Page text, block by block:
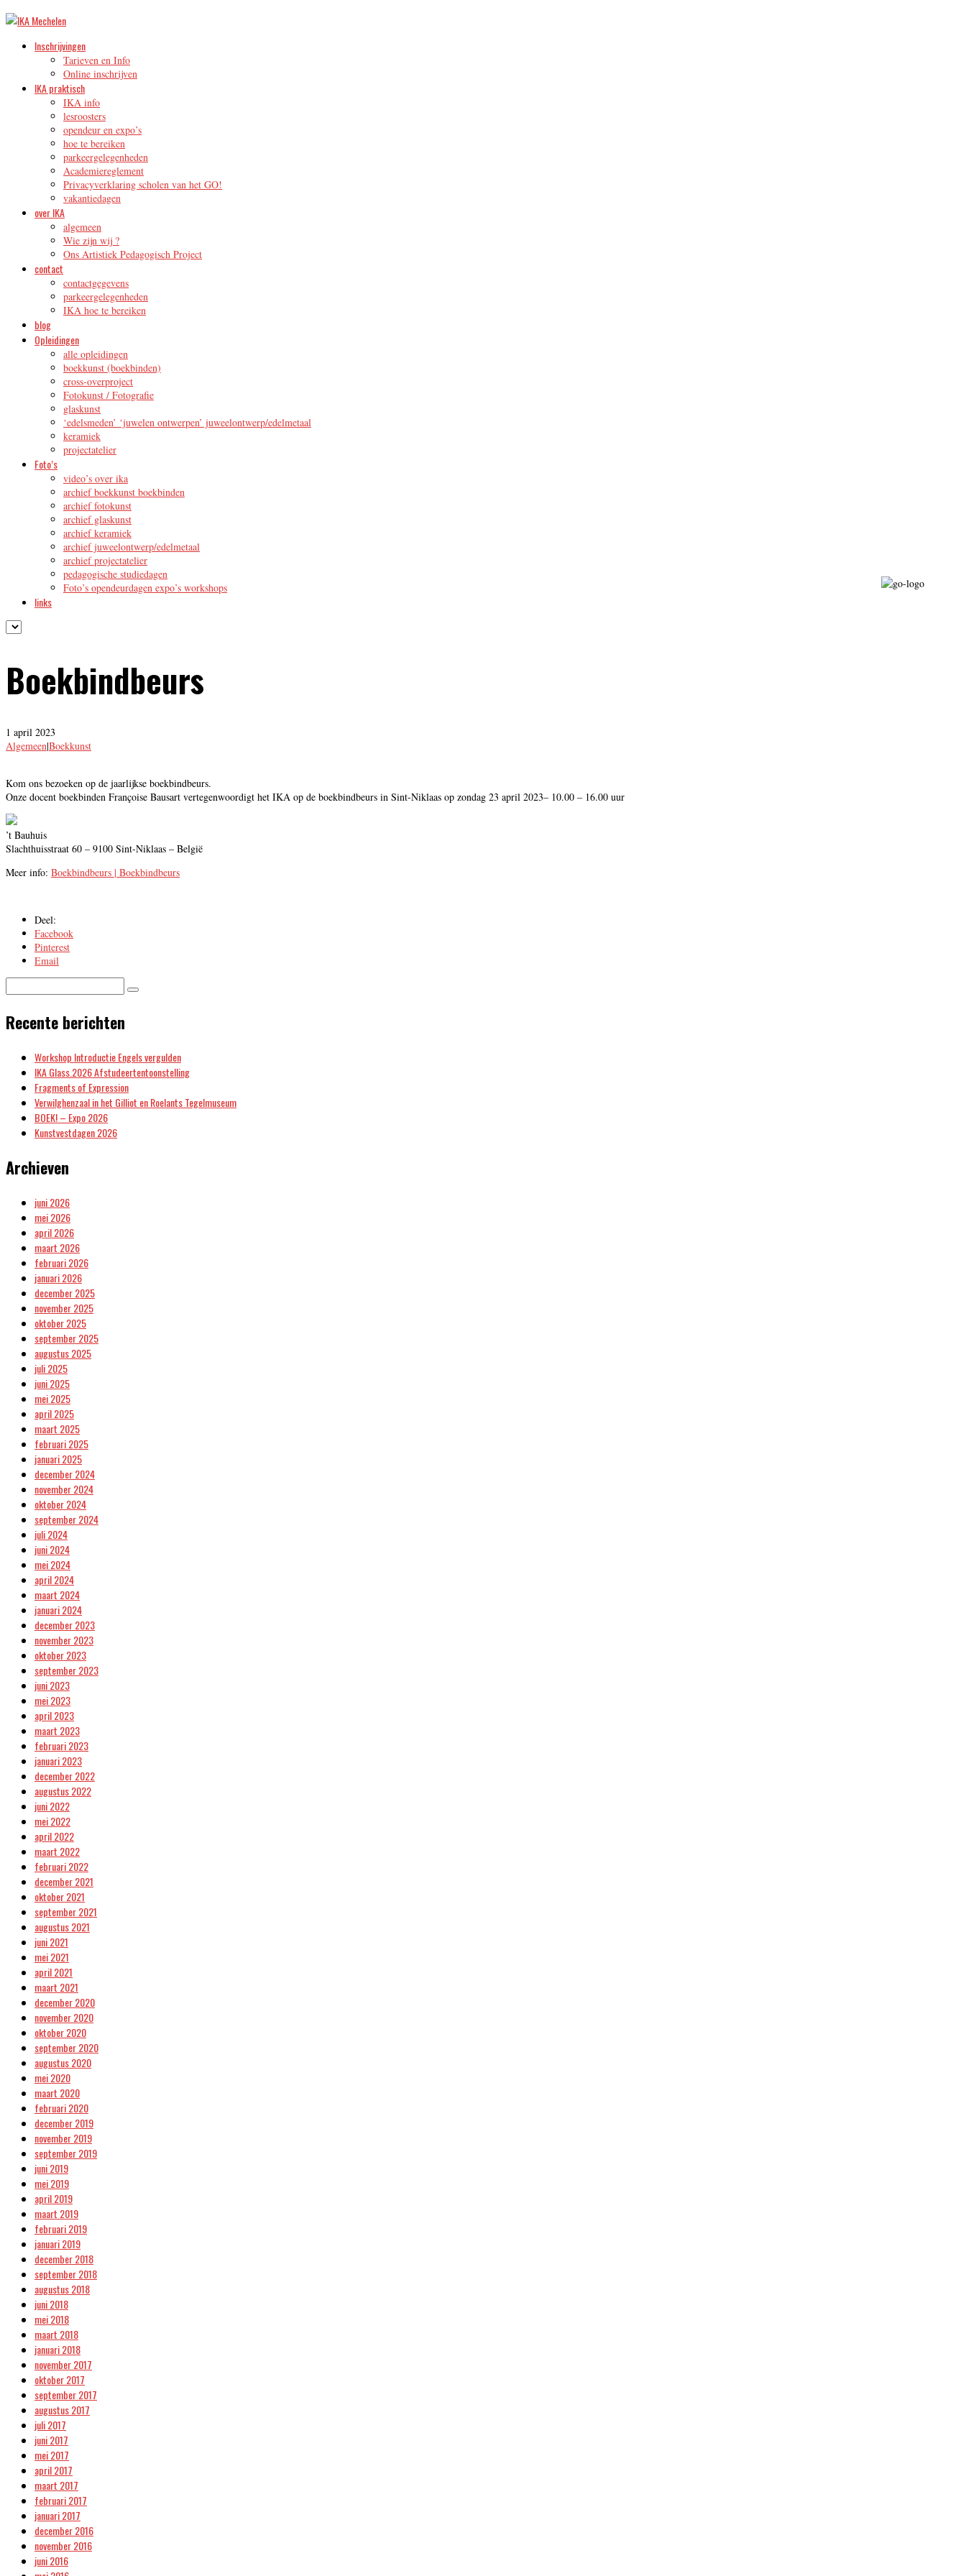
Inschrijvingen
Tarieven en Info
Online inschrijven
IKA praktisch
IKA info
lesroosters
opendeur en expo’s
hoe te bereiken
parkeergelegenheden
Academiereglement
Privacyverklaring scholen van het GO!
vakantiedagen
over IKA
algemeen
Wie zijn wij ?
Ons Artistiek Pedagogisch Project
contact
contactgegevens
parkeergelegenheden
IKA hoe te bereiken
blog
Opleidingen
alle opleidingen
boekkunst (boekbinden)
cross-overproject
Fotokunst / Fotografie
glaskunst
‘edelsmeden’ ‘juwelen ontwerpen’ juweelontwerp/edelmetaal
keramiek
projectatelier
Foto’s
video’s over ika
archief boekkunst boekbinden
archief fotokunst
archief glaskunst
archief keramiek
archief juweelontwerp/edelmetaal
archief projectatelier
pedagogische studiedagen
Foto’s opendeurdagen expo’s workshops
links
Boekbindbeurs
1 april 2023
Algemeen|Boekkunst
Kom ons bezoeken op de jaarlijkse boekbindbeurs.
Onze docent boekbinden Françoise Bausart vertegenwoordigt het IKA op de boekbindbeurs in Sint-Niklaas op zondag 23 april 2023– 10.00 – 16.00 uur
’t Bauhuis
Slachthuisstraat 60 – 9100 Sint-Niklaas – België
Meer info: Boekbindbeurs | Boekbindbeurs
Deel:
Facebook
Pinterest
Email
Recente berichten
Workshop Introductie Engels vergulden
IKA Glass.2026 Afstudeertentoonstelling
Fragments of Expression
Verwilghenzaal in het Gilliot en Roelants Tegelmuseum
BOEK! – Expo 2026
Kunstvestdagen 2026
Archieven
juni 2026
mei 2026
april 2026
maart 2026
februari 2026
januari 2026
december 2025
november 2025
oktober 2025
september 2025
augustus 2025
juli 2025
juni 2025
mei 2025
april 2025
maart 2025
februari 2025
januari 2025
december 2024
november 2024
oktober 2024
september 2024
juli 2024
juni 2024
mei 2024
april 2024
maart 2024
januari 2024
december 2023
november 2023
oktober 2023
september 2023
juni 2023
mei 2023
april 2023
maart 2023
februari 2023
januari 2023
december 2022
augustus 2022
juni 2022
mei 2022
april 2022
maart 2022
februari 2022
december 2021
oktober 2021
september 2021
augustus 2021
juni 2021
mei 2021
april 2021
maart 2021
december 2020
november 2020
oktober 2020
september 2020
augustus 2020
mei 2020
maart 2020
februari 2020
december 2019
november 2019
september 2019
juni 2019
mei 2019
april 2019
maart 2019
februari 2019
januari 2019
december 2018
september 2018
augustus 2018
juni 2018
mei 2018
maart 2018
januari 2018
november 2017
oktober 2017
september 2017
augustus 2017
juli 2017
juni 2017
mei 2017
april 2017
maart 2017
februari 2017
januari 2017
december 2016
november 2016
juni 2016